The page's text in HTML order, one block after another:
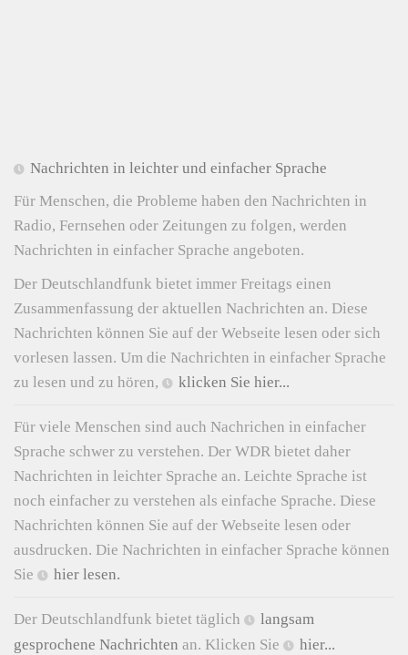
Nachrichten in leichter und einfacher Sprache
Für Menschen, die Probleme haben den Nachrichten in
Radio, Fernsehen oder Zeitungen zu folgen, werden
Nachrichten in einfacher Sprache angeboten.
Der Deutschlandfunk bietet immer Freitags einen
Zusammenfassung der aktuellen Nachrichten an. Diese
Nachrichten können Sie auf der Webseite lesen oder sich
vorlesen lassen. Um die Nachrichten in einfacher Sprache
zu lesen und zu hören,
klicken Sie hier...
Für viele Menschen sind auch Nachrichen in einfacher
Sprache schwer zu verstehen. Der WDR bietet daher
Nachrichten in leichter Sprache an. Leichte Sprache ist
noch einfacher zu verstehen als einfache Sprache. Diese
Nachrichten können Sie auf der Webseite lesen oder
ausdrucken. Die Nachrichten in einfacher Sprache können
Sie
hier lesen.
Der Deutschlandfunk bietet täglich
langsam
gesprochene Nachrichten an. Klicken Sie hier...